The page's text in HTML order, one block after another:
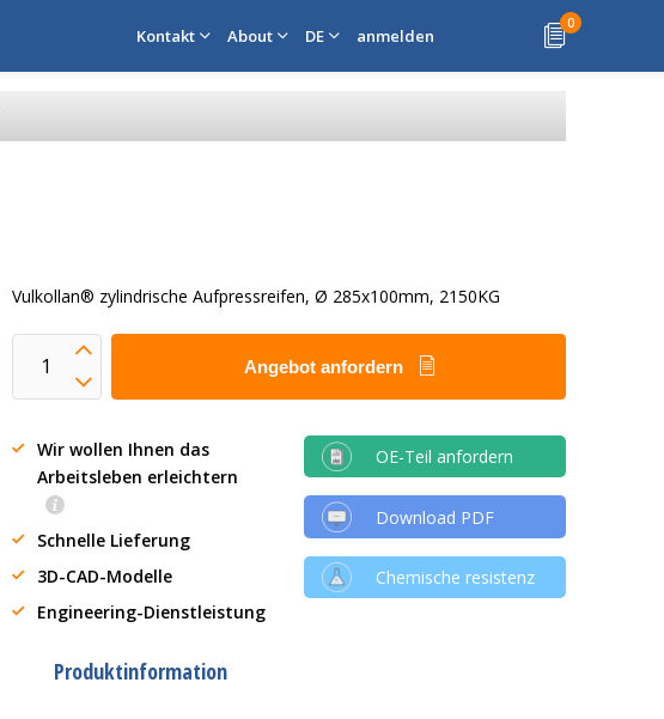
Kontakt About DE anmelden
0
Vulkollan® zylindrische Aufpressreifen, Ø 285x100mm, 2150KG
Angebot anfordern
Wir wollen Ihnen das
Arbeitsleben erleichtern
Schnelle Lieferung
3D-CAD-Modelle
Engineering-Dienstleistung
OE-Teil anfordern
Download PDF
Chemische resistenz
Produktinformation